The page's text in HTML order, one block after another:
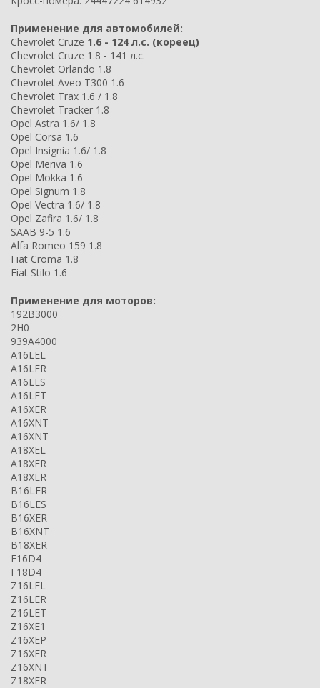
Применение для автомобилей:
Chevrolet Cruze 1.6 - 124 л.с. (кореец)
Chevrolet Cruze 1.8 - 141 л.с.
Chevrolet Orlando 1.8
Chevrolet Aveo T300 1.6
Chevrolet Trax 1.6 / 1.8
Chevrolet Tracker 1.8
Opel Astra 1.6/ 1.8
Opel Corsa 1.6
Opel Insignia 1.6/ 1.8
Opel Meriva 1.6
Opel Mokka 1.6
Opel Signum 1.8
Opel Vectra 1.6/ 1.8
Opel Zafira 1.6/ 1.8
SAAB 9-5 1.6
Alfa Romeo 159 1.8
Fiat Croma 1.8
Fiat Stilo 1.6
Применение для моторов:
192B3000
2H0
939A4000
A16LEL
A16LER
A16LES
A16LET
A16XER
A16XNT
A16XNT
A18XEL
A18XER
A18XER
B16LER
B16LES
B16XER
B16XNT
B18XER
F16D4
F18D4
Z16LEL
Z16LER
Z16LET
Z16XE1
Z16XEP
Z16XER
Z16XNT
Z18XER